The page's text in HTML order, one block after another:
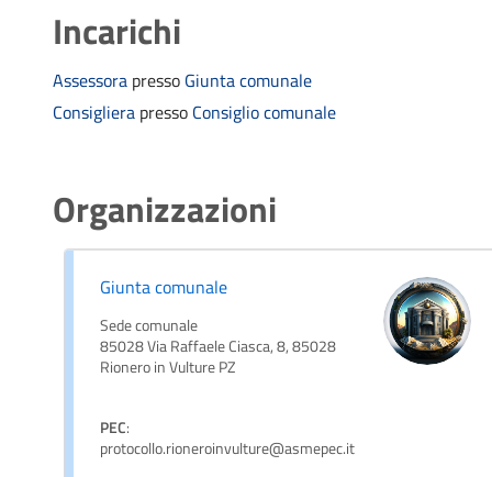
Incarichi
Assessora presso Giunta comunale
Consigliera presso Consiglio comunale
Organizzazioni
Giunta comunale
Sede comunale
85028 Via Raffaele Ciasca, 8, 85028
Rionero in Vulture PZ
PEC:
protocollo.rioneroinvulture@asmepec.it